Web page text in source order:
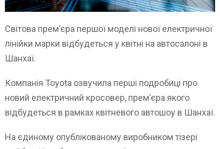
Світова прем’єра першої моделі нової електричної
лінійки марки відбудеться у квітні на автосалоні в
Шанхаї.
Компанія Toyota озвучила перші подробиці про
новий електричний кросовер, прем’єра якого
відбудеться в рамках квітневого автошоу в Шанхаї.
На єдиному опублікованому виробником тізері